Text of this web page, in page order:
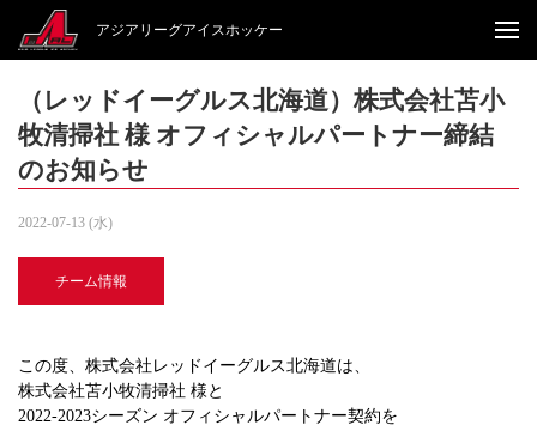
アジアリーグアイスホッケー
（レッドイーグルス北海道）株式会社苫小
牧清掃社 様 オフィシャルパートナー締結
のお知らせ
2022-07-13 (水)
チーム情報
この度、株式会社レッドイーグルス北海道は、
株式会社苫小牧清掃社 様と
2022-2023シーズン オフィシャルパートナー契約を